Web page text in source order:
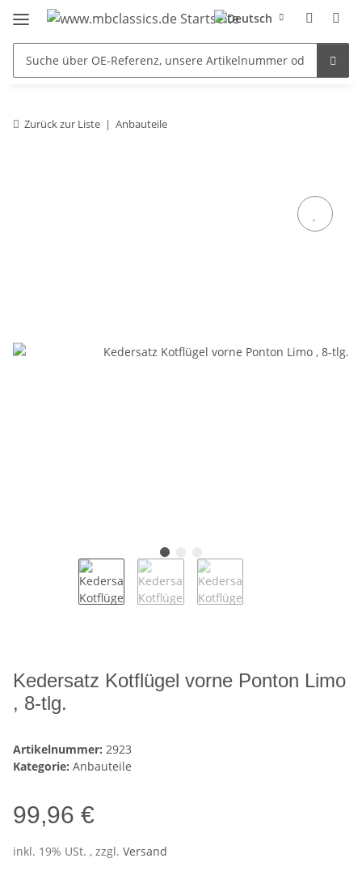
Zurück zur Liste Anbauteile
Kedersatz Kotflügel vorne Ponton Limo
, 8-tlg.
Artikelnummer: 2923
Kategorie: Anbauteile
99,96 €
inkl. 19% USt. , zzgl. Versand